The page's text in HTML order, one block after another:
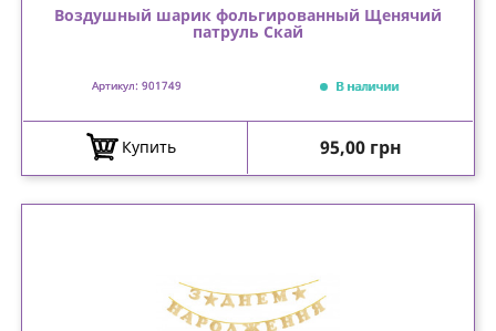
Воздушный шарик фольгированный Щенячий
патруль Скай
Артикул: 901749 В наличии
Купить Цена
95,00 грн